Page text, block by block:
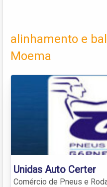
alinhamento e
Moema
Unidas Auto Certer
Comércio de Pneus e